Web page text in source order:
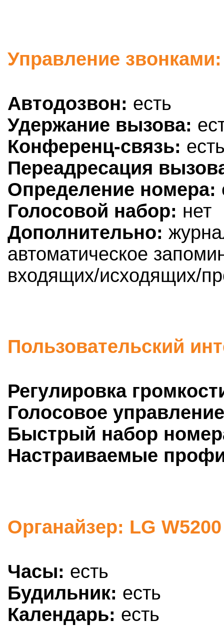
Управление
Автодозвон: есть
Удержание вызова:
Конференц-связь:
Переадресация
Определение номера:
Голосовой набор: нет
Дополнительно:
автоматическое
входящих/исходящих/
Пользовательский
Регулировка
Голосовое
Быстрый набор
Настраиваемые
Органайзер: LG W5200
Часы: есть
Будильник: есть
Календарь: есть